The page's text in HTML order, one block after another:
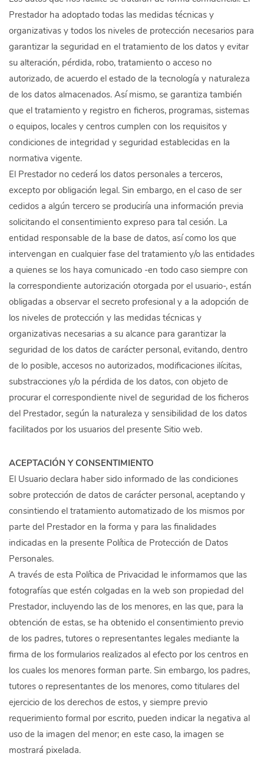
Prestador ha adoptado todas las medidas técnicas y
organizativas y todos los niveles de protección necesarios para
garantizar la seguridad en el tratamiento de los datos y evitar
su alteración, pérdida, robo, tratamiento o acceso no
autorizado, de acuerdo el estado de la tecnología y naturaleza
de los datos almacenados. Así mismo, se garantiza también
que el tratamiento y registro en ficheros, programas, sistemas
o equipos, locales y centros cumplen con los requisitos y
condiciones de integridad y seguridad establecidas en la
normativa vigente.
El Prestador no cederá los datos personales a terceros,
excepto por obligación legal. Sin embargo, en el caso de ser
cedidos a algún tercero se produciría una información previa
solicitando el consentimiento expreso para tal cesión. La
entidad responsable de la base de datos, así como los que
intervengan en cualquier fase del tratamiento y/o las entidades
a quienes se los haya comunicado -en todo caso siempre con
la correspondiente autorización otorgada por el usuario-, están
obligadas a observar el secreto profesional y a la adopción de
los niveles de protección y las medidas técnicas y
organizativas necesarias a su alcance para garantizar la
seguridad de los datos de carácter personal, evitando, dentro
de lo posible, accesos no autorizados, modificaciones ilícitas,
substracciones y/o la pérdida de los datos, con objeto de
procurar el correspondiente nivel de seguridad de los ficheros
del Prestador, según la naturaleza y sensibilidad de los datos
facilitados por los usuarios del presente Sitio web.
ACEPTACIÓN Y CONSENTIMIENTO
El Usuario declara haber sido informado de las condiciones
sobre protección de datos de carácter personal, aceptando y
consintiendo el tratamiento automatizado de los mismos por
parte del Prestador en la forma y para las finalidades
indicadas en la presente Política de Protección de Datos
Personales.
A través de esta Política de Privacidad le informamos que las
fotografías que estén colgadas en la web son propiedad del
Prestador, incluyendo las de los menores, en las que, para la
obtención de estas, se ha obtenido el consentimiento previo
de los padres, tutores o representantes legales mediante la
firma de los formularios realizados al efecto por los centros en
los cuales los menores forman parte. Sin embargo, los padres,
tutores o representantes de los menores, como titulares del
ejercicio de los derechos de estos, y siempre previo
requerimiento formal por escrito, pueden indicar la negativa al
uso de la imagen del menor; en este caso, la imagen se
mostrará pixelada.